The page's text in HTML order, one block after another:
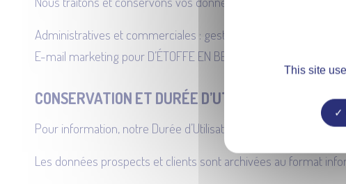
Administratives et commerciales : gestion et suivi des dossiers
E-mail marketing pour D’ÉTOFFE EN BEAUTÉ : informations,
CONSERVATION ET DURÉE D’UTILISATION
Pour information, notre Durée d’Utilisation Administrative
Les données prospects et clients sont archivées au format
This site